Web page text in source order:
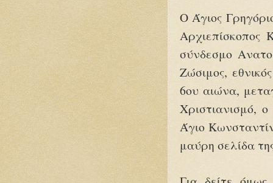
Ο Άγιος
σύνδεσμο
Ζώσιμος,
6ου αιώνα,
Χριστιανισμό,
Άγιο
μαύρη σελίδα